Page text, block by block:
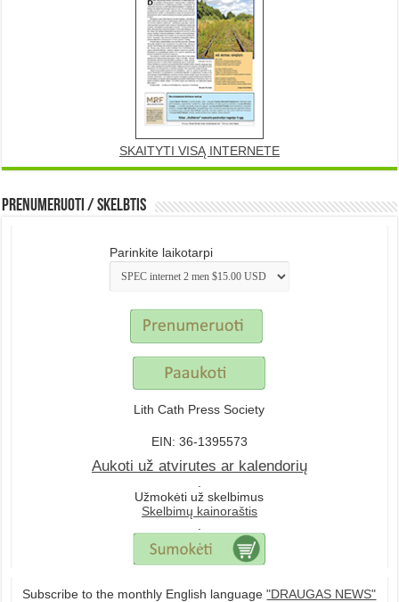
SKAITYTI VISĄ INTERNETE
Prenumeruoti / Skelbtis
Parinkite laikotarpi
Lith Cath Press Society
EIN: 36-1395573
Aukoti už atvirutes ar kalendorių
.
Užmokėti už skelbimus
Skelbimų kainoraštis
.
Subscribe to the monthly English language"DRAUGAS NEWS"